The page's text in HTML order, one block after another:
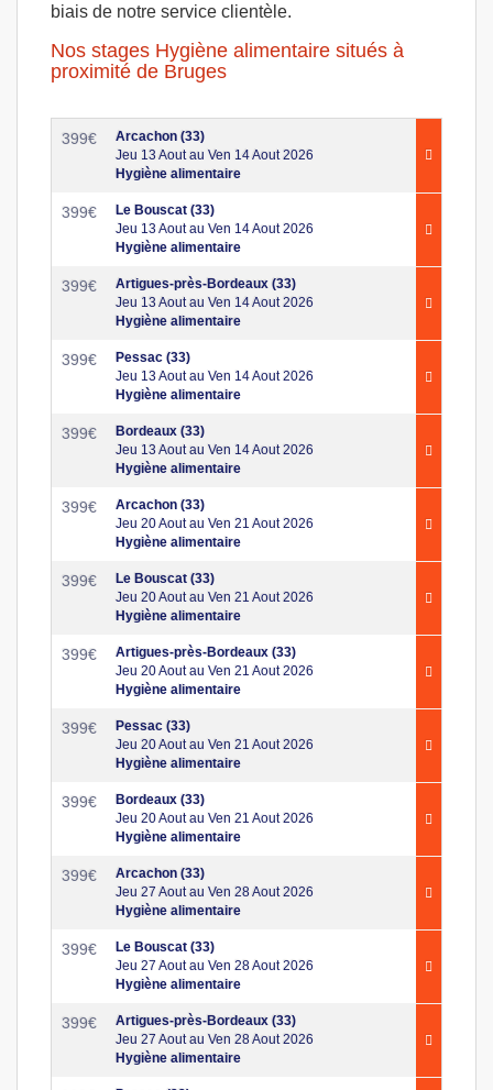
biais de notre service clientèle.
Nos stages Hygiène alimentaire situés à
proximité de Bruges
399€
Arcachon (33)
Jeu 13 Aout au Ven 14 Aout 2026
Hygiène alimentaire
399€
Le Bouscat (33)
Jeu 13 Aout au Ven 14 Aout 2026
Hygiène alimentaire
399€
Artigues-près-Bordeaux (33)
Jeu 13 Aout au Ven 14 Aout 2026
Hygiène alimentaire
399€
Pessac (33)
Jeu 13 Aout au Ven 14 Aout 2026
Hygiène alimentaire
399€
Bordeaux (33)
Jeu 13 Aout au Ven 14 Aout 2026
Hygiène alimentaire
399€
Arcachon (33)
Jeu 20 Aout au Ven 21 Aout 2026
Hygiène alimentaire
399€
Le Bouscat (33)
Jeu 20 Aout au Ven 21 Aout 2026
Hygiène alimentaire
399€
Artigues-près-Bordeaux (33)
Jeu 20 Aout au Ven 21 Aout 2026
Hygiène alimentaire
399€
Pessac (33)
Jeu 20 Aout au Ven 21 Aout 2026
Hygiène alimentaire
399€
Bordeaux (33)
Jeu 20 Aout au Ven 21 Aout 2026
Hygiène alimentaire
399€
Arcachon (33)
Jeu 27 Aout au Ven 28 Aout 2026
Hygiène alimentaire
399€
Le Bouscat (33)
Jeu 27 Aout au Ven 28 Aout 2026
Hygiène alimentaire
399€
Artigues-près-Bordeaux (33)
Jeu 27 Aout au Ven 28 Aout 2026
Hygiène alimentaire